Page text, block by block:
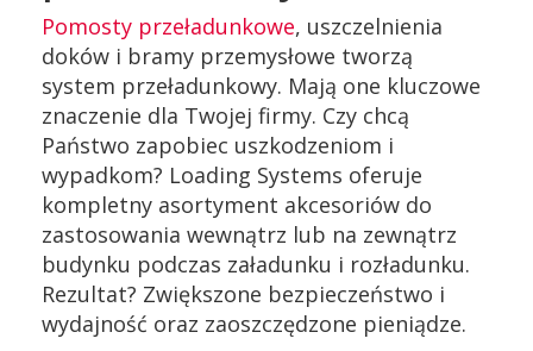
Pomosty przeładunkowe, uszczelnienia
doków i bramy przemysłowe tworzą
system przeładunkowy. Mają one kluczowe
znaczenie dla Twojej firmy. Czy chcą
Państwo zapobiec uszkodzeniom i
wypadkom? Loading Systems oferuje
kompletny asortyment akcesoriów do
zastosowania wewnątrz lub na zewnątrz
budynku podczas załadunku i rozładunku.
Rezultat? Zwiększone bezpieczeństwo i
wydajność oraz zaoszczędzone pieniądze.